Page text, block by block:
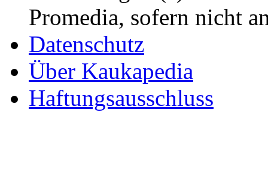
Promedia, sofern nicht
Datenschutz
Über Kaukapedia
Haftungsausschluss